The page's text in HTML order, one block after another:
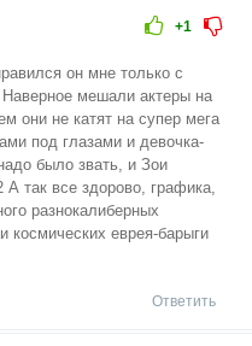
+1
он мне только с
Наверное мешали актеры на
они не катят на супер мега
под глазами и девочка-
было звать, и Зои
А так все здорово, графика,
разнокалиберных
космических еврея-барыги
Ответить